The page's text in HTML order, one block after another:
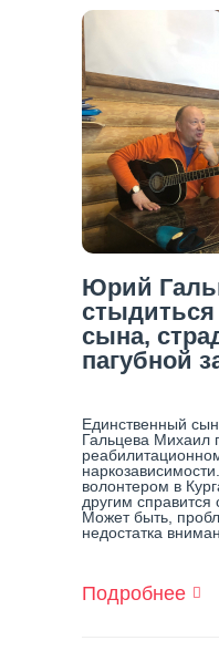
Юрий
стыдиться
сына,
пагубной
Единственный
Гальцева Михаил
волонтером в
другим справится
Может быть,
недостатка
Подробнее О